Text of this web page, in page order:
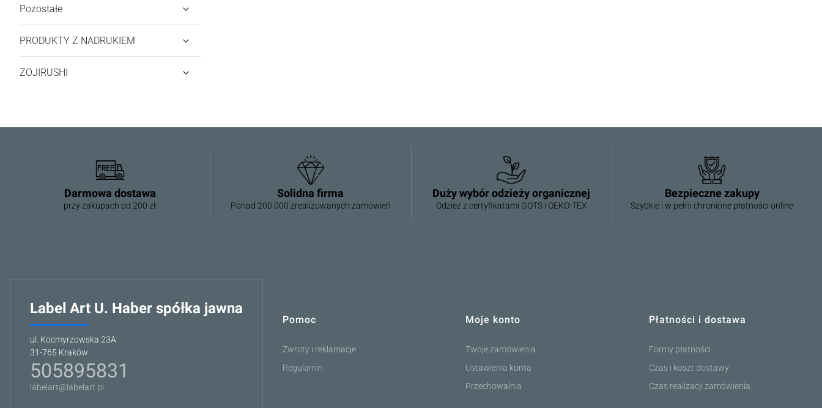
Pozostałe
PRODUKTY Z NADRUKIEM
ZOJIRUSHI
Darmowa dostawa
przy zakupach od 200 zł
Solidna firma
Ponad 200 000 zrealizowanych zamówień
Duży wybór odzieży organicznej
Odzież z certyfikatami GOTS i OEKO-TEX
Bezpieczne zakupy
Szybkie i w pełni chronione płatności online
Label Art U. Haber spółka jawna
ul. Kocmyrzowska 23A
31-765 Kraków
505895831
labelart@labelart.pl
Linki w stopce
Pomoc
Zwroty i reklamacje
Regulamin
Moje konto
Twoje zamówienia
Ustawienia konta
Przechowalnia
Płatności i dostawa
Formy płatności
Czas i koszt dostawy
Czas realizacji zamówienia